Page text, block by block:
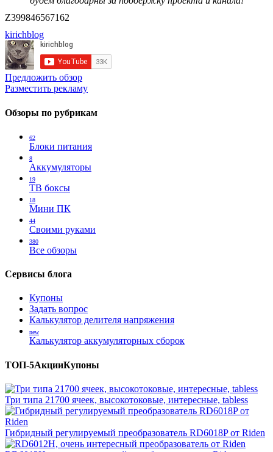
Z399846567162
kirichblog
Предложить обзор
Разместить рекламу
Обзоры по рубрикам
62
Блоки питания
8
Аккумуляторы
19
ТВ боксы
18
Мини ПК
44
Своими руками
380
Все обзоры
Сервисы блога
Купоны
Задать вопрос
Калькулятор делителя напряжения
new
Калькулятор аккумуляторных сборок
ТОП-5АкцииКупоны
Три типа 21700 ячеек, высокотоковые, интересные, tabless
Гибридный регулируемый преобразователь RD6018P от Riden